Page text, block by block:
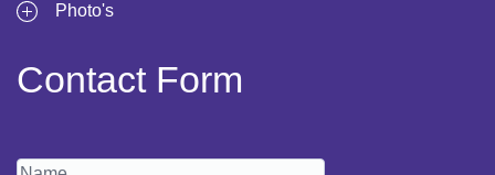
Photo's
Contact Form